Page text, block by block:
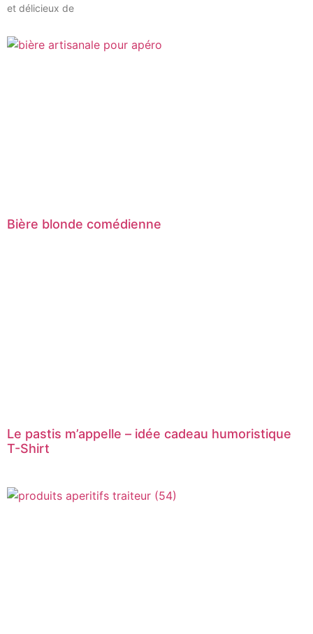
et délicieux de
Bière blonde comédienne
Le pastis m’appelle – idée cadeau humoristique
T-Shirt